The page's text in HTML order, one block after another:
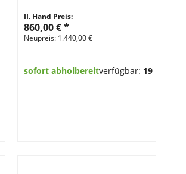
II. Hand Preis:
860,00 €*
Neupreis: 1.440,00 €
sofort abholbereitverfügbar: 19